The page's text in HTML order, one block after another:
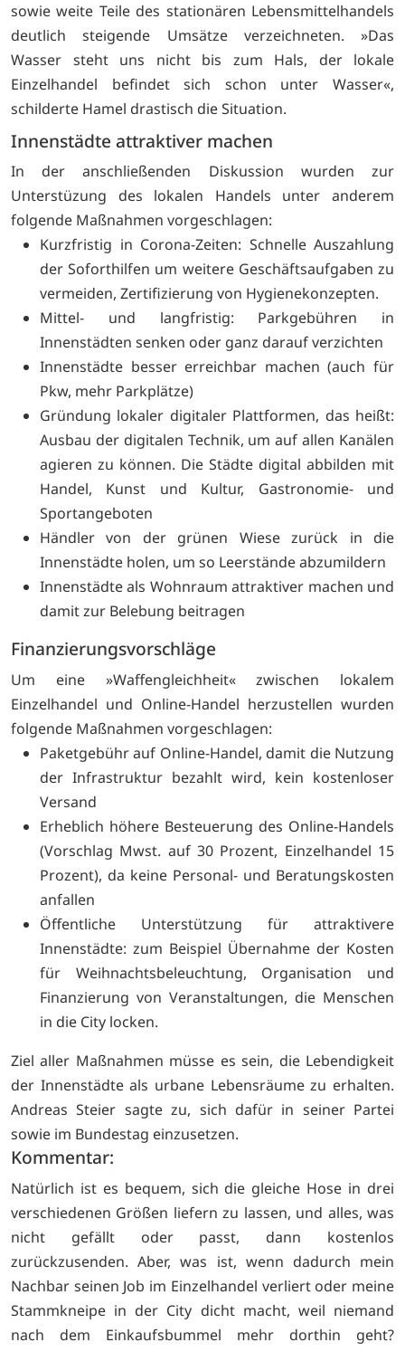
sowie weite Teile des stationären Lebensmittelhandels
deutlich steigende Umsätze verzeichneten. »Das
Wasser steht uns nicht bis zum Hals, der lokale
Einzelhandel befindet sich schon unter Wasser«,
schilderte Hamel drastisch die Situation.
Innenstädte attraktiver machen
In der anschließenden Diskussion wurden zur
Unterstüzung des lokalen Handels unter anderem
folgende Maßnahmen vorgeschlagen:
Kurzfristig in Corona-Zeiten: Schnelle Auszahlung
der Soforthilfen um weitere Geschäftsaufgaben zu
vermeiden, Zertifizierung von Hygienekonzepten.
Mittel- und langfristig: Parkgebühren in
Innenstädten senken oder ganz darauf verzichten
Innenstädte besser erreichbar machen (auch für
Pkw, mehr Parkplätze)
Gründung lokaler digitaler Plattformen, das heißt:
Ausbau der digitalen Technik, um auf allen Kanälen
agieren zu können. Die Städte digital abbilden mit
Handel, Kunst und Kultur, Gastronomie- und
Sportangeboten
Händler von der grünen Wiese zurück in die
Innenstädte holen, um so Leerstände abzumildern
Innenstädte als Wohnraum attraktiver machen und
damit zur Belebung beitragen
Finanzierungsvorschläge
Um eine »Waffengleichheit« zwischen lokalem
Einzelhandel und Online-Handel herzustellen wurden
folgende Maßnahmen vorgeschlagen:
Paketgebühr auf Online-Handel, damit die Nutzung
der Infrastruktur bezahlt wird, kein kostenloser
Versand
Erheblich höhere Besteuerung des Online-Handels
(Vorschlag Mwst. auf 30 Prozent, Einzelhandel 15
Prozent), da keine Personal- und Beratungskosten
anfallen
Öffentliche Unterstützung für attraktivere
Innenstädte: zum Beispiel Übernahme der Kosten
für Weihnachtsbeleuchtung, Organisation und
Finanzierung von Veranstaltungen, die Menschen
in die City locken.
Ziel aller Maßnahmen müsse es sein, die Lebendigkeit
der Innenstädte als urbane Lebensräume zu erhalten.
Andreas Steier sagte zu, sich dafür in seiner Partei
sowie im Bundestag einzusetzen.
Kommentar:
Natürlich ist es bequem, sich die gleiche Hose in drei
verschiedenen Größen liefern zu lassen, und alles, was
nicht gefällt oder passt, dann kostenlos
zurückzusenden. Aber, was ist, wenn dadurch mein
Nachbar seinen Job im Einzelhandel verliert oder meine
Stammkneipe in der City dicht macht, weil niemand
nach dem Einkaufsbummel mehr dorthin geht?